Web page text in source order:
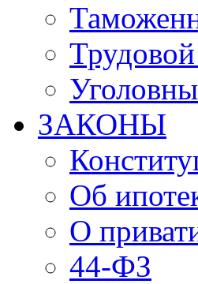
ЗАКОНЫ
Об
О
44-ФЗ